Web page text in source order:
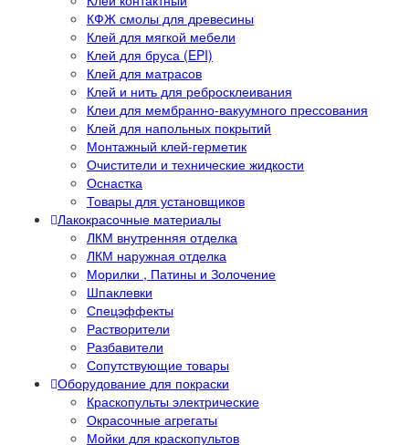
КФЖ смолы для древесины
Клей для мягкой мебели
Клей для бруса (EPI)
Клей для матрасов
Клей и нить для ребросклеивания
Клеи для мембранно-вакуумного прессования
Клей для напольных покрытий
Монтажный клей-герметик
Очистители и технические жидкости
Оснастка
Товары для установщиков
Лакокрасочные материалы
ЛКМ внутренняя отделка
ЛКМ наружная отделка
Морилки , Патины и Золочение
Шпаклевки
Спецэффекты
Растворители
Разбавители
Сопутствующие товары
Оборудование для покраски
Краскопульты электрические
Окрасочные агрегаты
Мойки для краскопультов